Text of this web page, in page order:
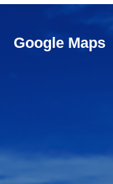
Google Maps